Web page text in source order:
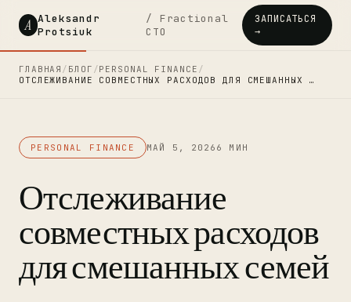
A Aleksandr
Protsiuk
/ Fractional
CTO
ЗАПИСАТЬСЯ
→
ГЛАВНАЯ / БЛОГ /PERSONAL FINANCE /
ОТСЛЕЖИВАНИЕ СОВМЕСТНЫХ РАСХОДОВ ДЛЯ СМЕШАННЫХ …
PERSONAL FINANCE МАЙ 5, 2026 6 МИН
Отслеживание
совместных расходов
для смешанных семей